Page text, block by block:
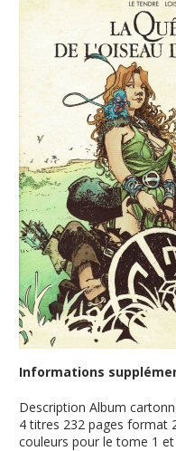
Informations
Description Album
4 titres 232 pages format
couleurs pour le tome 1